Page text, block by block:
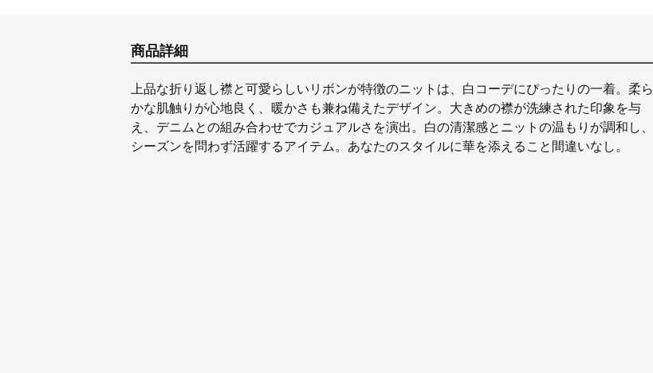
商品詳細
上品な折り返し襟と可愛らしいリボンが特徴のニットは、白コーデにぴったりの一着。柔ら
かな肌触りが心地良く、暖かさも兼ね備えたデザイン。大きめの襟が洗練された印象を与
え、デニムとの組み合わせでカジュアルさを演出。白の清潔感とニットの温もりが調和し、
シーズンを問わず活躍するアイテム。あなたのスタイルに華を添えること間違いなし。